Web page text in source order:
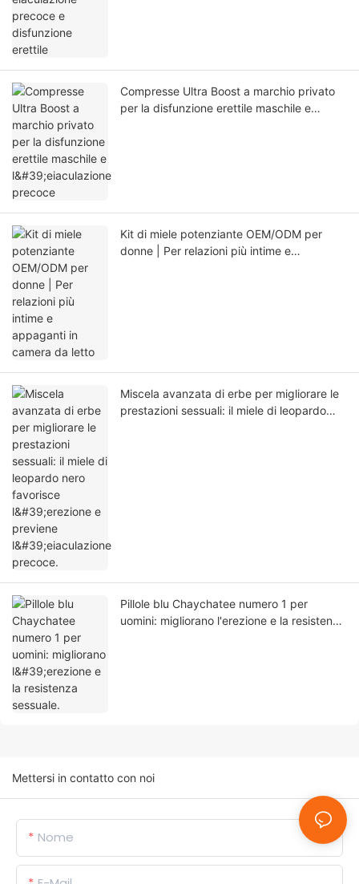
Compresse Ultra Boost a marchio privato
per la disfunzione erettile maschile e
Kit di miele potenziante OEM/ODM per
donne | Per relazioni più intime e
Miscela avanzata di erbe per migliorare le
prestazioni sessuali: il miele di leopardo
Pillole blu Chaychatee numero 1 per
uomini: migliorano l'erezione e la resistenza
Mettersi in contatto con noi
Nome